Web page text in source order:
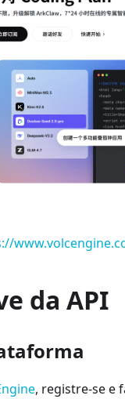
da API
, registre-se e